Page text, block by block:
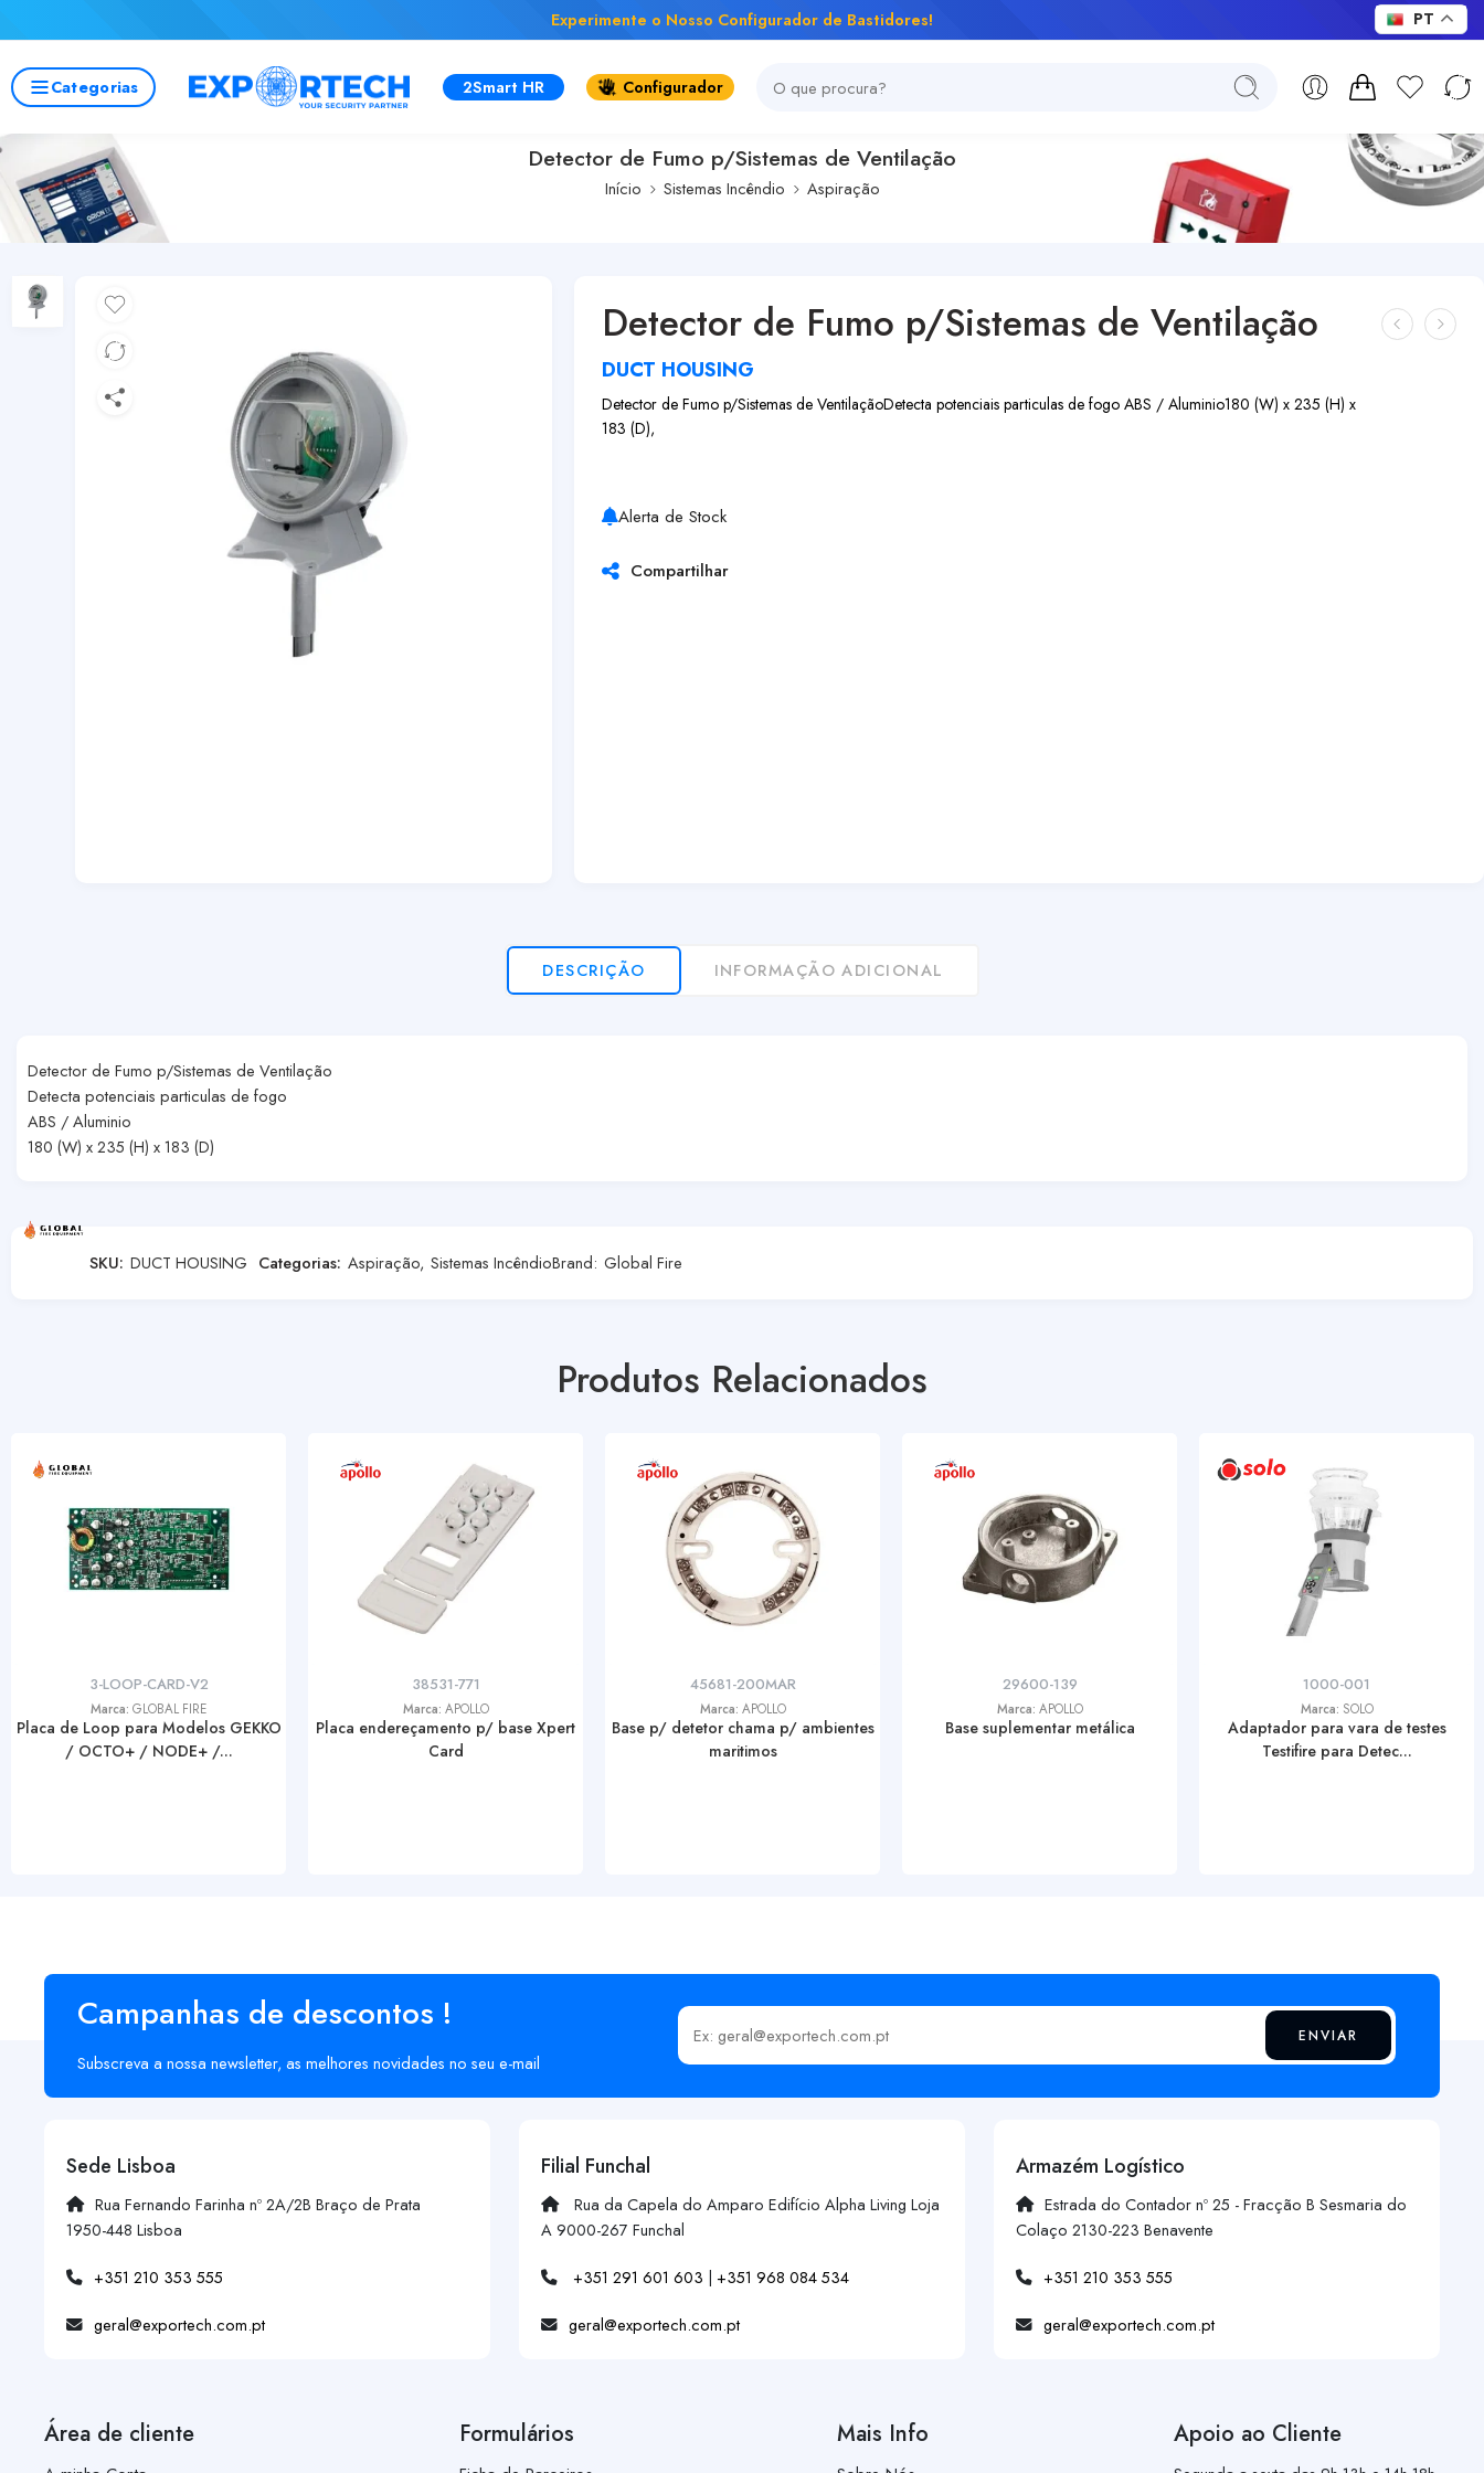
Experimente o Nosso Configurador de Bastidores!
Categorias 2Smart HR Configurador
Detector de Fumo p/Sistemas de Ventilação
Início Sistemas Incêndio Aspiração
Detector de Fumo p/Sistemas de Ventilação
DUCT HOUSING
Detector de Fumo p/Sistemas de VentilaçãoDetecta potenciais particulas de fogo ABS / Aluminio180 (W) x 235 (H) x
183 (D),
Alerta de Stock
Compartilhar
DESCRIÇÃO INFORMAÇÃO ADICIONAL
Detector de Fumo p/Sistemas de Ventilação
Detecta potenciais particulas de fogo
ABS / Aluminio
180 (W) x 235 (H) x 183 (D)
SKU: DUCT HOUSING Categorias: Aspiração, Sistemas IncêndioBrand: Global Fire
Produtos Relacionados
3-LOOP-CARD-V2
Marca: GLOBAL FIRE
Placa de Loop para Modelos GEKKO
/ OCTO+ / NODE+ /...
38531-771
Marca: APOLLO
Placa endereçamento p/ base Xpert
Card
45681-200MAR
Marca: APOLLO
Base p/ detetor chama p/ ambientes
maritimos
29600-139
Marca: APOLLO
Base suplementar metálica
1000-001
Marca: SOLO
Adaptador para vara de testes
Testifire para Detec...
Campanhas de descontos !
Subscreva a nossa newsletter, as melhores novidades no seu e-mail
Insira o seu email ENVIAR
Sede Lisboa
Rua Fernando Farinha nº 2A/2B Braço de Prata
1950-448 Lisboa
+351 210 353 555
geral@exportech.com.pt
Filial Funchal
Rua da Capela do Amparo Edifício Alpha Living Loja
A 9000-267 Funchal
+351 291 601 603 | +351 968 084 534
geral@exportech.com.pt
Armazém Logístico
Estrada do Contador nº 25 - Fracção B Sesmaria do
Colaço 2130-223 Benavente
+351 210 353 555
geral@exportech.com.pt
Área de cliente Formulários Mais Info Apoio ao Cliente
PT